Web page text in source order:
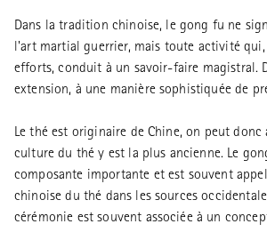
Dans la tradition chinoise, le gong fu ne
l'art martial guerrier, mais toute activité qui,
efforts, conduit à un savoir-faire magistral.
extension, à une manière sophistiquée de
Le thé est originaire de Chine, on peut donc
culture du thé y est la plus ancienne. Le
composante importante et est souvent
chinoise du thé dans les sources
cérémonie est souvent associée à un